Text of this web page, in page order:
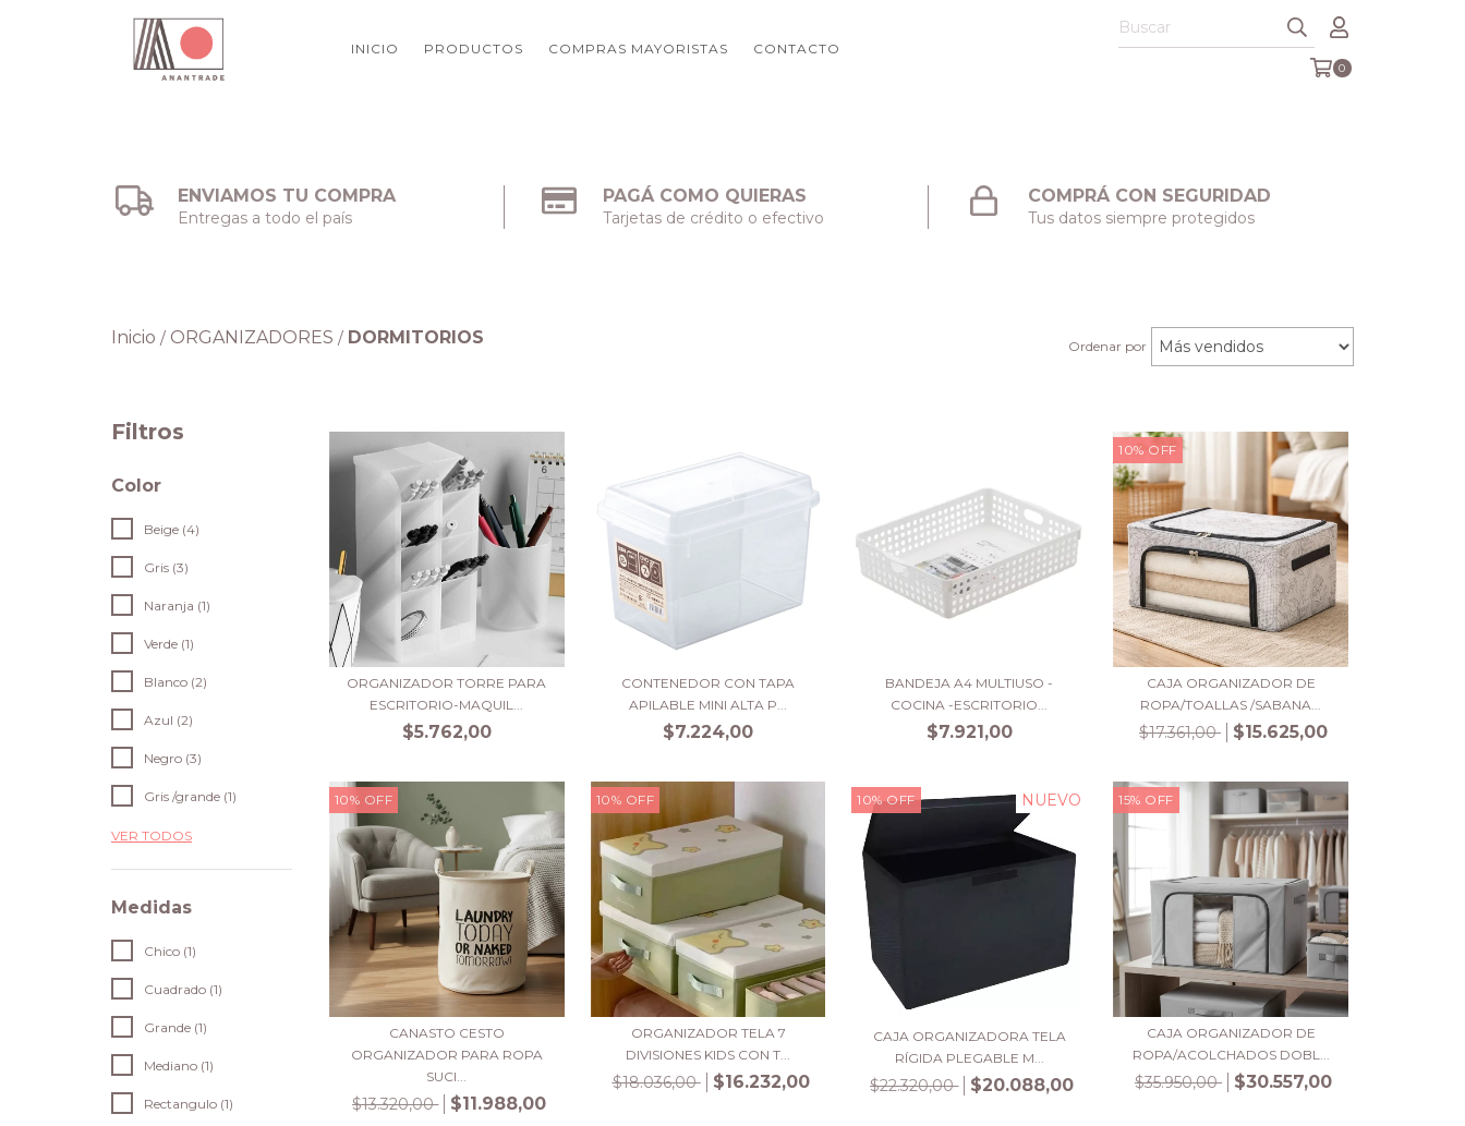
INICIO PRODUCTOS COMPRAS MAYORISTAS CONTACTO
0
ENVIAMOS TU COMPRA
Entregas a todo el país
PAGÁ COMO QUIERAS
Tarjetas de crédito o efectivo
COMPRÁ CON SEGURIDAD
Tus datos siempre protegidos
Inicio / ORGANIZADORES / DORMITORIOS Ordenar por
Filtros
Color
Beige (4)
Gris (3)
Naranja (1)
Verde (1)
Blanco (2)
Azul (2)
Negro (3)
Gris /grande (1)
VER TODOS
Medidas
Chico (1)
Cuadrado (1)
Grande (1)
Mediano (1)
Rectangulo (1)
ORGANIZADOR TORRE PARA
ESCRITORIO-MAQUIL...
$5.762,00
CONTENEDOR CON TAPA
APILABLE MINI ALTA P...
$7.224,00
BANDEJA A4 MULTIUSO -
COCINA -ESCRITORIO...
$7.921,00
10% OFF
CAJA ORGANIZADOR DE
ROPA/TOALLAS /SABANA...
$17.361,00 $15.625,00
10% OFF
CANASTO CESTO
ORGANIZADOR PARA ROPA
SUCI...
$13.320,00 $11.988,00
10% OFF
ORGANIZADOR TELA 7
DIVISIONES KIDS CON T...
$18.036,00 $16.232,00
10% OFF NUEVO
CAJA ORGANIZADORA TELA
RÍGIDA PLEGABLE M...
$22.320,00 $20.088,00
15% OFF
CAJA ORGANIZADOR DE
ROPA/ACOLCHADOS DOBL...
$35.950,00 $30.557,00